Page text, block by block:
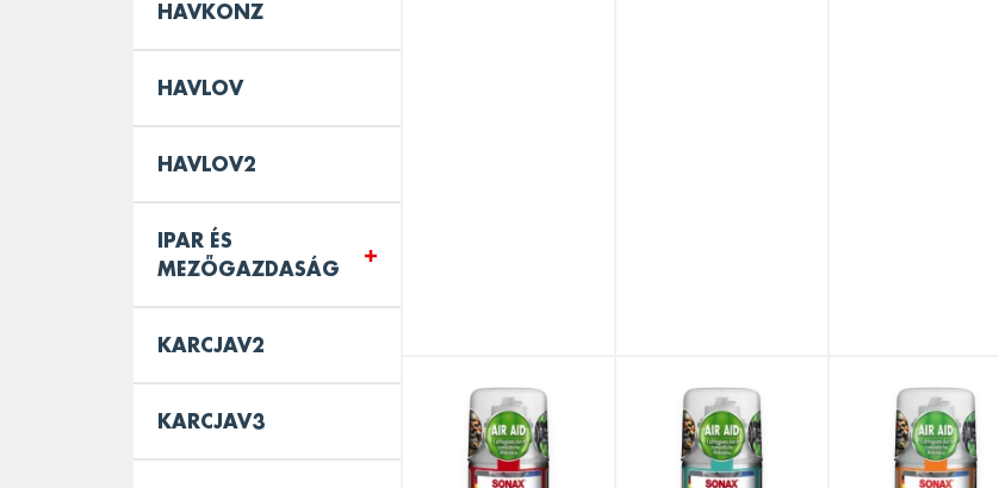
HAVKONZ
HAVLOV
HAVLOV2
IPAR ÉS
MEZŐGAZDASÁG
KARCJAV2
KARCJAV3